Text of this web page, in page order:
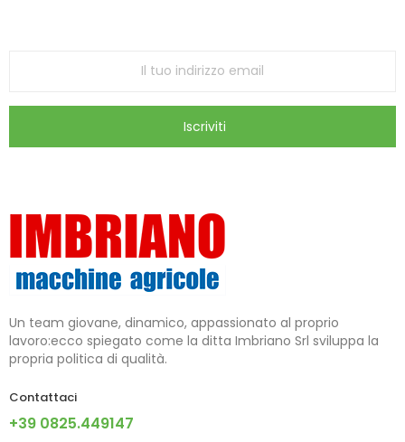
Iscriviti
Un team giovane, dinamico, appassionato al proprio
lavoro:ecco spiegato come la ditta Imbriano Srl sviluppa la
propria politica di qualità.
Contattaci
+39 0825.449147